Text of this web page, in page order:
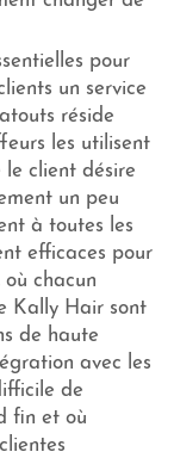
pour
un service
réside
les utilisent
le client désire
un peu
à toutes les
efficaces pour
chacun
Kally Hair sont
de haute
avec les
de
fin et où